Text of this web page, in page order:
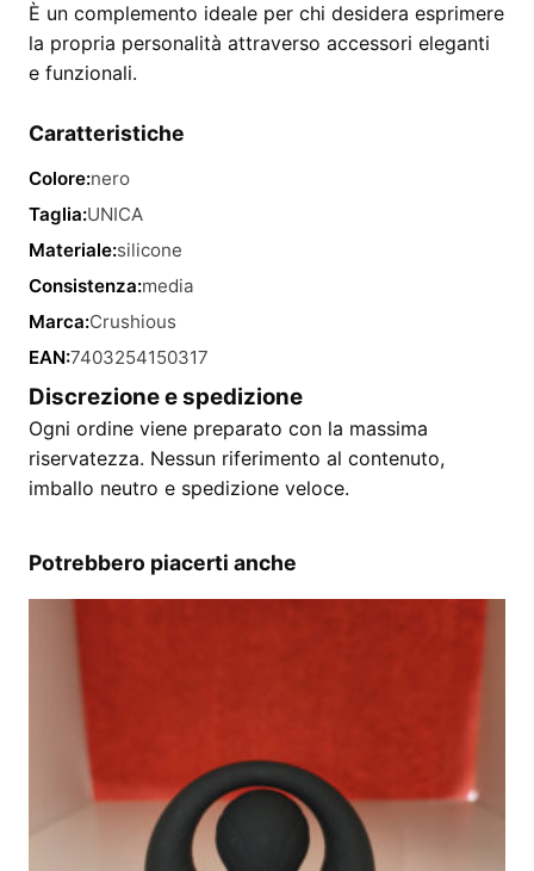
È un complemento ideale per chi desidera esprimere
la propria personalità attraverso accessori eleganti
e funzionali.
Caratteristiche
Colore:nero
Taglia:UNICA
Materiale:silicone
Consistenza:media
Marca:Crushious
EAN:7403254150317
Discrezione e spedizione
Ogni ordine viene preparato con la massima
riservatezza. Nessun riferimento al contenuto,
imballo neutro e spedizione veloce.
Potrebbero piacerti anche